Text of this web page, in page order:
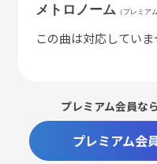
メトロノーム （プレミア
この曲は対応していま
プレミアム会員な
プレミアム会